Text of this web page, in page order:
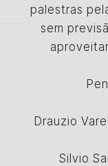
palestras
sem
Drauzio
Silvio